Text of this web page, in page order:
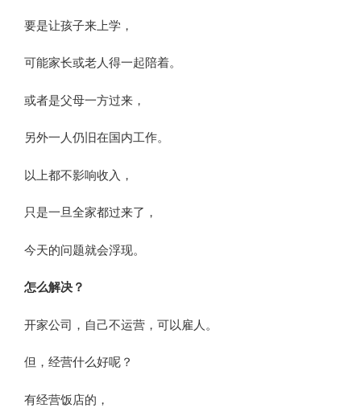
要是让孩子来上学，
可能家长或老人得一起陪着。
或者是父母一方过来，
另外一人仍旧在国内工作。
以上都不影响收入，
只是一旦全家都过来了，
​今天的问题就会浮现。
怎么解决？
开家公司，自己不运营，可以雇人。
但，经营什么好呢？
有经营饭店的，